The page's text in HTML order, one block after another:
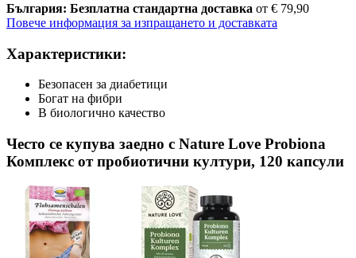
България: Безплатна стандартна доставка от € 79,90
Повече информация за изпращането и доставката
Характеристики:
Безопасен за диабетици
Богат на фибри
В биологично качество
Често се купува заедно с Nature Love Probiona
Комплекс от пробиотични култури, 120 капсули